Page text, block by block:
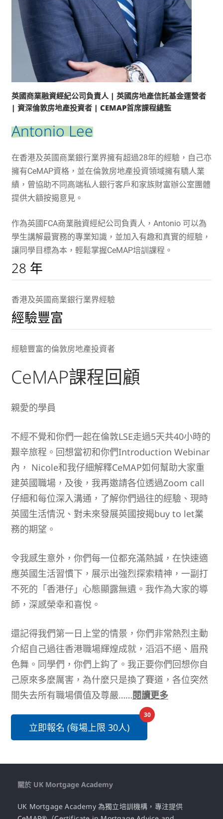
英國商業融資經紀公司負責人 | 英國房地產信託基金運營者
| 資深倫敦房地產投資者 | CEMAP首席課程總監
Antonio Lee
在香港及英國商業銀行業界擁有超過28年的經驗，自己亦
擁有CeMAP資格，並在倫敦房地產投資領域擁有驕人業
績，曾協助不同高端私人銀行客戶和家族財富辦公室團體
提供大額按揭意見。
作為英國FCA商業融資經紀公司負責人，Antonio 可以為
學生講解最實務的專業知識，並加入有趣和真實的經驗，
讓同學目標為本，輕鬆掌握CeMAP培訓課程。
28 年
香港及英國商業銀行業界經驗
經驗豐富
經驗豐富的倫敦房地產投資者
CeMAP課程回顧
親愛的學員
不經不覺和你們一起在倫敦LSE走過5天共40小時的
艱辛旅程。回想當初和你們Introduction Webinar
內， Nicole和我仔細解釋CeMAP如何幫助大家重
建英國職場，及後，我再邀請各位透過Zoom call
仔細和每位深入溝通，了解你們過往的經驗、現時
英國生活情況、對未來發展英國按揭buy to let業
務的期望。
令我感生意外，你們每一位都充滿熱誠，在快速適
應英國生活習慣下，展示出強烈探索精神，一副打
不死的「香港仔」心態顯露無遺。我作為大家的導
師，深感榮幸和喜悅。
還記得我們第一日上堂的情景，你們非常熱烈主動
介紹自己過往香港職場輝煌成就，滔滔不絕、眉飛
色舞。同學們，你們上鈎了。我正要你們回想你自
己原來多麼厲害，為什麼只是換了賽道，各位突然
間失去所有職場價值及尊嚴……閱讀更多
立即報名 (每場上限 30人)
30
關於 UK Mortgage Academy
UK Mortgage Academy 為獨立培訓機構，專注提供